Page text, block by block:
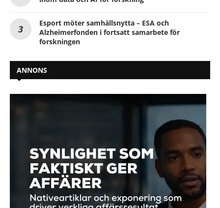
Esport möter samhällsnytta – ESA och
Alzheimerfonden i fortsatt samarbete för
forskningen
ANNONS